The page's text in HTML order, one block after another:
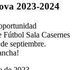
2023-2024
Sala Casernes
septiembre.